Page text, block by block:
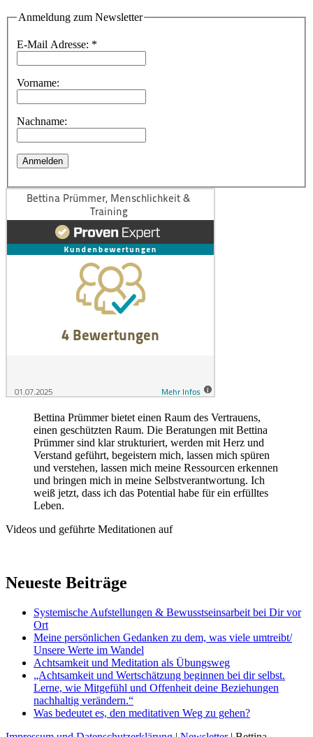
Anmeldung zum Newsletter
E-Mail Adresse: *
Vorname:
Nachname:
Bettina Prümmer bietet einen Raum des Vertrauens,
einen geschützten Raum. Die Beratungen mit Bettina
Prümmer sind klar strukturiert, werden mit Herz und
Verstand geführt, begeistern mich, lassen mich spüren
und verstehen, lassen mich meine Ressourcen erkennen
und bringen mich in meine Selbstverantwortung. Ich
weiß jetzt, dass ich das Potential habe für ein erfülltes
Leben.
Videos und geführte Meditationen auf
Neueste Beiträge
Systemische Aufstellungen & Bewusstseinsarbeit bei Dir vor
Ort
Meine persönlichen Gedanken zu dem, was viele umtreibt/
Unsere Werte im Wandel
Achtsamkeit und Meditation als Übungsweg
„Achtsamkeit und Wertschätzung beginnen bei dir selbst.
Lerne, wie Mitgefühl und Offenheit deine Beziehungen
nachhaltig verändern.“
Was bedeutet es, den meditativen Weg zu gehen?